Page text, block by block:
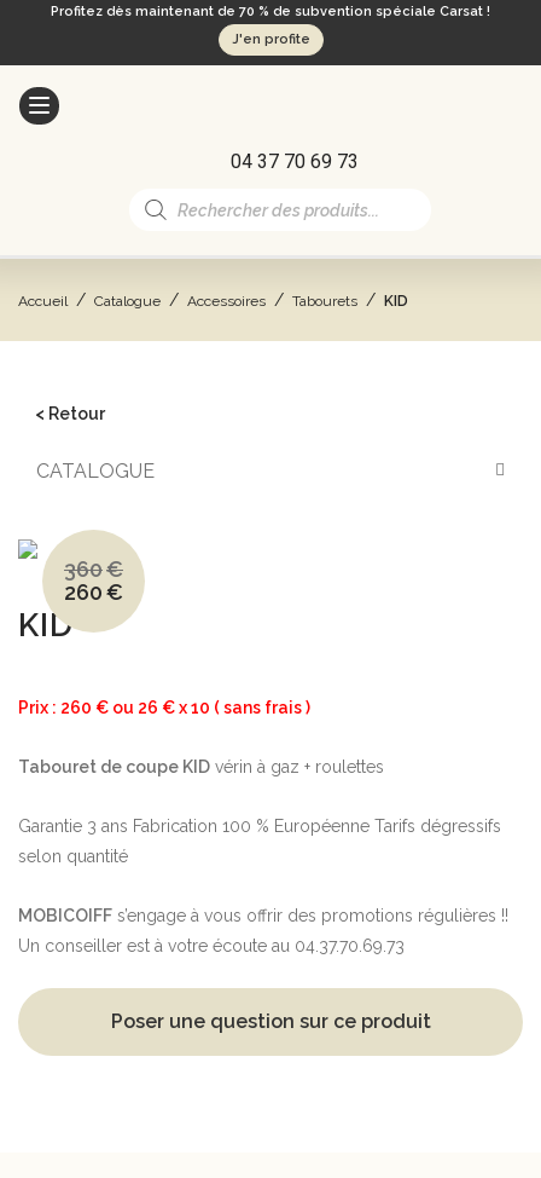
Profitez dès maintenant de 70 % de subvention spéciale Carsat !
J'en profite
04 37 70 69 73
Recherche
de
Accueil / Catalogue / Accessoires / Tabourets / KID
< Retour
CATALOGUE
KID
360€
Le
prix
initial
était :
260€
Le
prix
actuel
est :
Prix : 260 € ou 26 € x 10 ( sans frais )
Tabouret de coupe KID vérin à gaz + roulettes
Garantie 3 ans Fabrication 100 % Européenne Tarifs dégressifs
selon quantité
MOBICOIFF s’engage à vous offrir des promotions régulières !!
Un conseiller est à votre écoute au 04.37.70.69.73
Poser une question sur ce produit